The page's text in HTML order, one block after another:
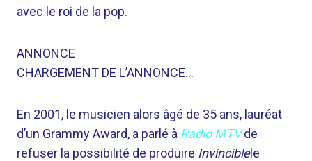
avec le roi de la pop.
ANNONCE
CHARGEMENT DE L’ANNONCE…
En 2001, le musicien alors âgé de 35 ans, lauréat
d’un Grammy Award, a parlé à Radio MTVde
refuser la possibilité de produire Invinciblele